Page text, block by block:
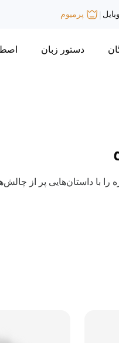
| پرمیوم
دستور زبان
را با داستان‌هایی پر از